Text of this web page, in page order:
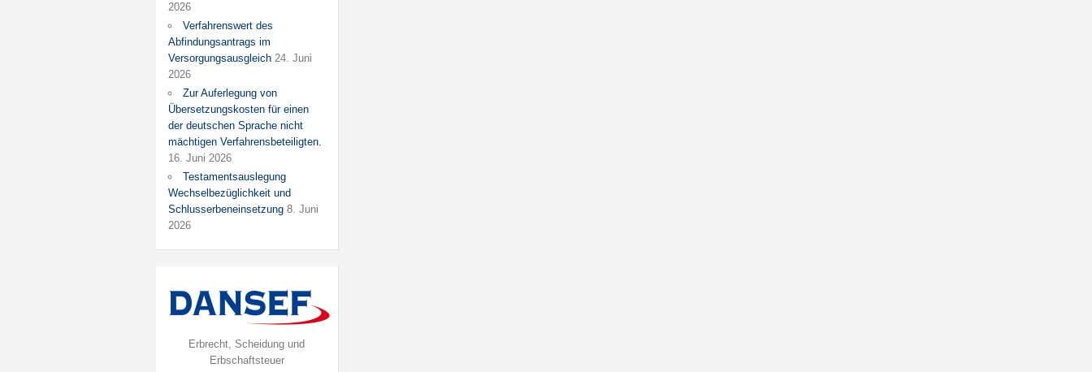
2026
Verfahrenswert des
Abfindungsantrags im
Versorgungsausgleich 24. Juni
2026
Zur Auferlegung von
Übersetzungskosten für einen
der deutschen Sprache nicht
mächtigen Verfahrensbeteiligten.
16. Juni 2026
Testamentsauslegung
Wechselbezüglichkeit und
Schlusserbeneinsetzung 8. Juni
2026
Erbrecht, Scheidung und
Erbschaftsteuer